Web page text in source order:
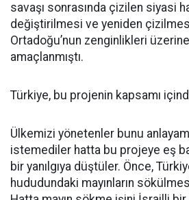
savaşı sonrasında çizilen siyasi
değiştirilmesi ve yeniden çizilmesi
Ortadoğu’nun zenginlikleri
amaçlanmıştı.
Türkiye, bu projenin kapsamı
Ülkemizi yönetenler bunu
istemediler hatta bu projeye eş
bir yanılgıya düştüler. Önce,
hududundaki mayınların